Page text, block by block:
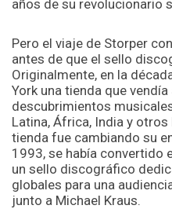
años de su revolucionario
Pero el viaje de Storper
antes de que el sello
Originalmente, en la
York una tienda que
descubrimientos
Latina, África, India y
tienda fue cambiando su
1993, se había convertido
un sello discográfico
globales para una
junto a Michael Kraus.